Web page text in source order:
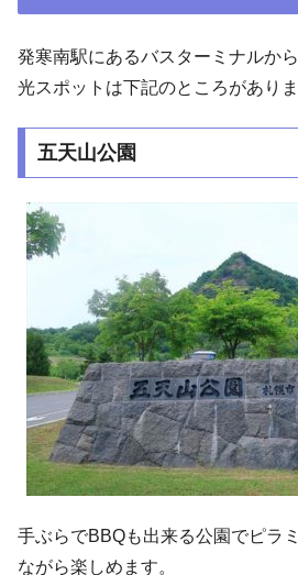
発寒南駅にあるバスターミナルか
光スポットは下記のところがありま
五天山公園
手ぶらでBBQも出来る公園でピラ
ながら楽しめます。